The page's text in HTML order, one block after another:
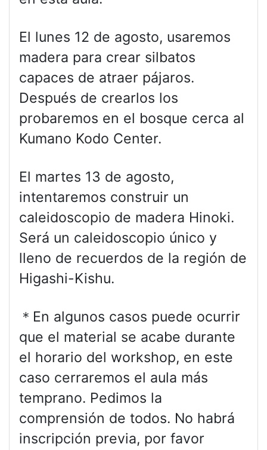
El lunes 12 de agosto, usaremos
madera para crear silbatos
capaces de atraer pájaros.
Después de crearlos los
probaremos en el bosque cerca al
Kumano Kodo Center.
El martes 13 de agosto,
intentaremos construir un
caleidoscopio de madera Hinoki.
Será un caleidoscopio único y
lleno de recuerdos de la región de
Higashi-Kishu.
＊En algunos casos puede ocurrir
que el material se acabe durante
el horario del workshop, en este
caso cerraremos el aula más
temprano. Pedimos la
comprensión de todos. No habrá
inscripción previa, por favor